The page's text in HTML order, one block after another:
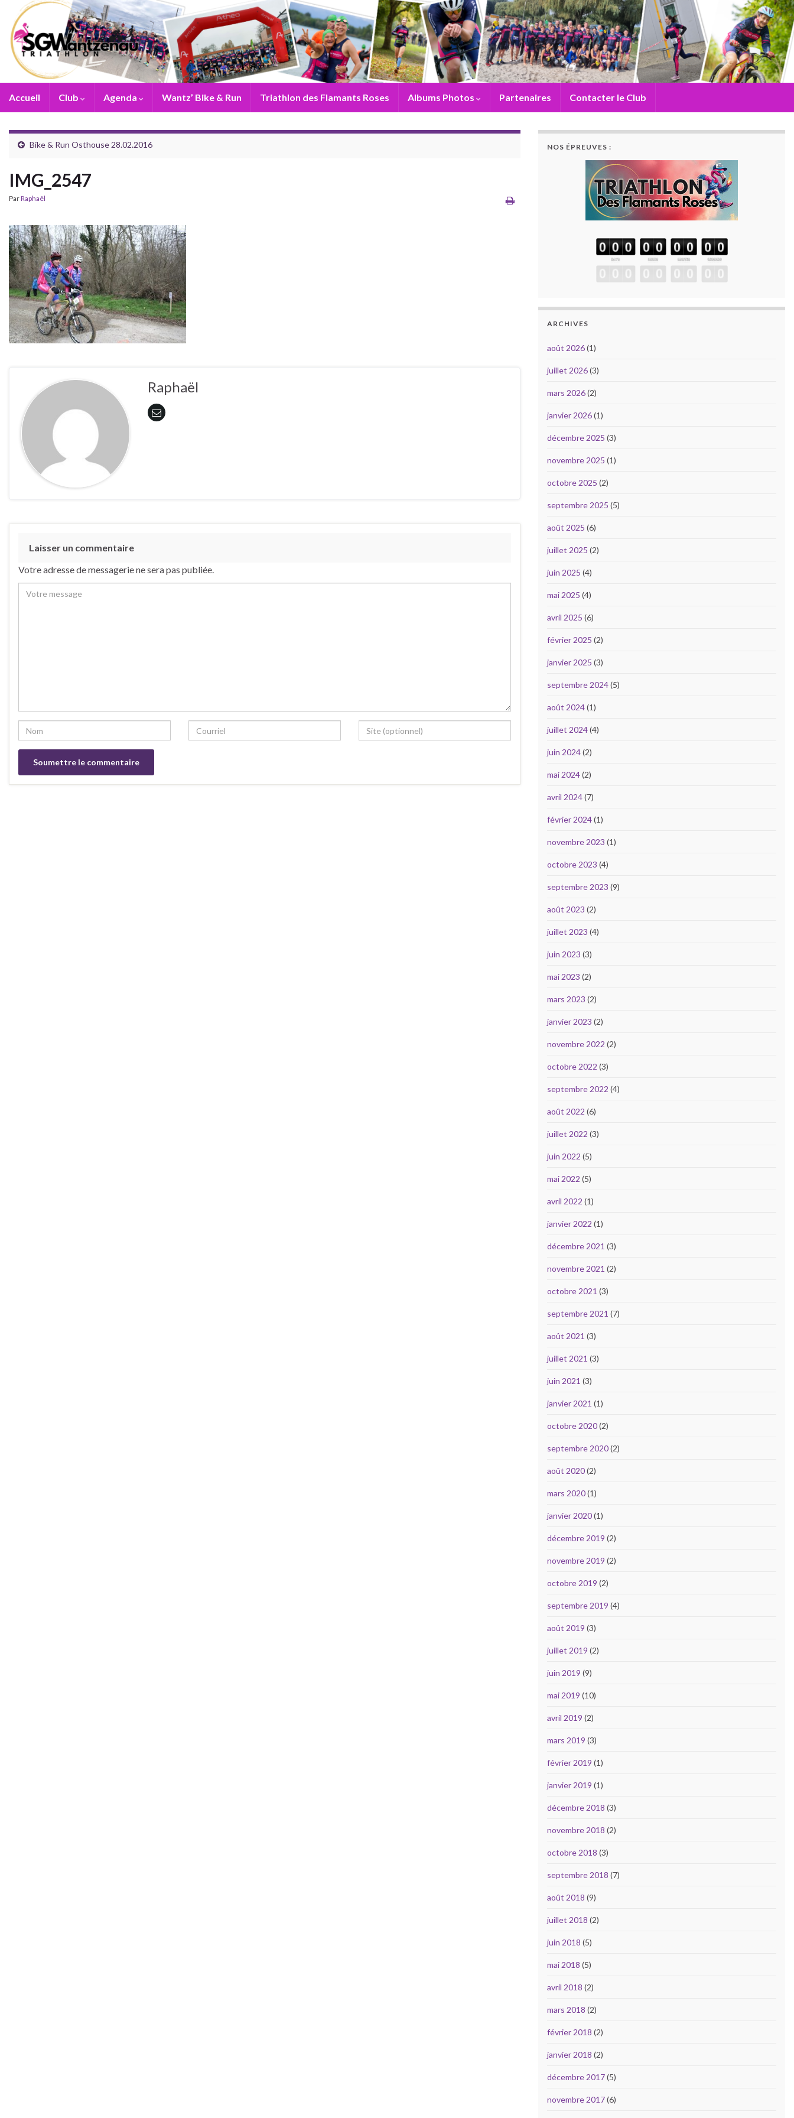
Accueil Club Agenda Wantz’ Bike & Run Triathlon des Flamants Roses Albums Photos Partenaires Contacter le Club
Bike & Run Osthouse 28.02.2016
IMG_2547
ParRaphaël
Raphaël
Laisser un commentaire
Votre adresse de messagerie ne sera pas publiée.
NOS ÉPREUVES :
ARCHIVES
août 2026(1)
juillet 2026(3)
mars 2026(2)
janvier 2026(1)
décembre 2025 (3)
novembre 2025 (1)
octobre 2025 (2)
septembre 2025 (5)
août 2025 (6)
juillet 2025 (2)
juin 2025 (4)
mai 2025 (4)
avril 2025 (6)
février 2025 (2)
janvier 2025 (3)
septembre 2024(5)
août 2024(1)
juillet 2024(4)
juin 2024(2)
mai 2024(2)
avril 2024(7)
février 2024(1)
novembre 2023 (1)
octobre 2023 (4)
septembre 2023 (9)
août 2023 (2)
juillet 2023 (4)
juin 2023 (3)
mai 2023 (2)
mars 2023 (2)
janvier 2023 (2)
novembre 2022 (2)
octobre 2022 (3)
septembre 2022 (4)
août 2022 (6)
juillet 2022 (3)
juin 2022 (5)
mai 2022 (5)
avril 2022 (1)
janvier 2022 (1)
décembre 2021 (3)
novembre 2021 (2)
octobre 2021 (3)
septembre 2021 (7)
août 2021 (3)
juillet 2021 (3)
juin 2021 (3)
janvier 2021 (1)
octobre 2020(2)
septembre 2020(2)
août 2020(2)
mars 2020(1)
janvier 2020(1)
décembre 2019 (2)
novembre 2019 (2)
octobre 2019 (2)
septembre 2019 (4)
août 2019 (3)
juillet 2019 (2)
juin 2019 (9)
mai 2019 (10)
avril 2019 (2)
mars 2019 (3)
février 2019 (1)
janvier 2019 (1)
décembre 2018 (3)
novembre 2018 (2)
octobre 2018 (3)
septembre 2018 (7)
août 2018 (9)
juillet 2018 (2)
juin 2018 (5)
mai 2018 (5)
avril 2018 (2)
mars 2018 (2)
février 2018 (2)
janvier 2018 (2)
décembre 2017(5)
novembre 2017(6)